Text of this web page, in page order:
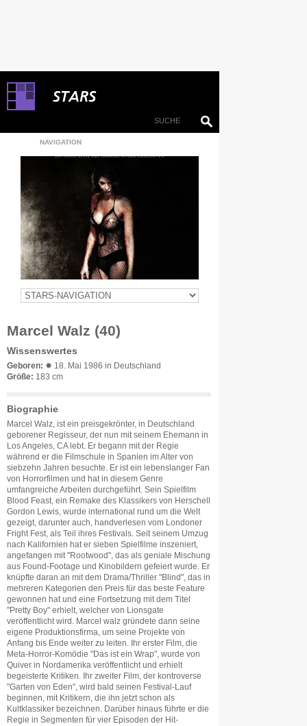
NAVIGATION
Marcel Walz (40)
Wissenswertes
Geboren: ✹ 18. Mai 1986 in Deutschland
Größe: 183 cm
Biographie
Marcel Walz, ist ein preisgekrönter, in Deutschland
geborener Regisseur, der nun mit seinem Ehemann in
Los Angeles, CA lebt. Er begann mit der Regie
während er die Filmschule in Spanien im Alter von
siebzehn Jahren besuchte. Er ist ein lebenslanger Fan
von Horrorfilmen und hat in diesem Genre
umfangreiche Arbeiten durchgeführt. Sein Spielfilm
Blood Feast, ein Remake des Klassikers von Herschell
Gordon Lewis, wurde international rund um die Welt
gezeigt, darunter auch, handverlesen vom Londoner
Fright Fest, als Teil ihres Festivals. Seit seinem Umzug
nach Kalifornien hat er sieben Spielfilme inszeniert,
angefangen mit "Rootwood", das als geniale Mischung
aus Found-Footage und Kinobildern gefeiert wurde. Er
knüpfte daran an mit dem Drama/Thriller "Blind", das in
mehreren Kategorien den Preis für das beste Feature
gewonnen hat und eine Fortsetzung mit dem Titel
"Pretty Boy" erhielt, welcher von Lionsgate
veröffentlicht wird. Marcel walz gründete dann seine
eigene Produktionsfirma, um seine Projekte von
Anfang bis Ende weiter zu leiten. Ihr erster Film, die
Meta-Horror-Komödie "Das ist ein Wrap", wurde von
Quiver in Nordamerika veröffentlicht und erhielt
begeisterte Kritiken. Ihr zweiter Film, der kontroverse
"Garten von Eden", wird bald seinen Festival-Lauf
beginnen, mit Kritikern, die ihn jetzt schon als
Kultklassiker bezeichnen. Darüber hinaus führte er die
Regie in Segmenten für vier Episoden der Hit-